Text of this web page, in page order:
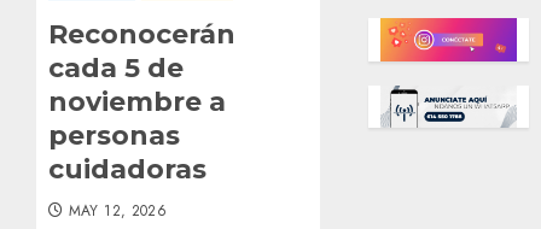
Reconocerán
cada 5 de
noviembre a
personas
cuidadoras
MAY 12, 2026